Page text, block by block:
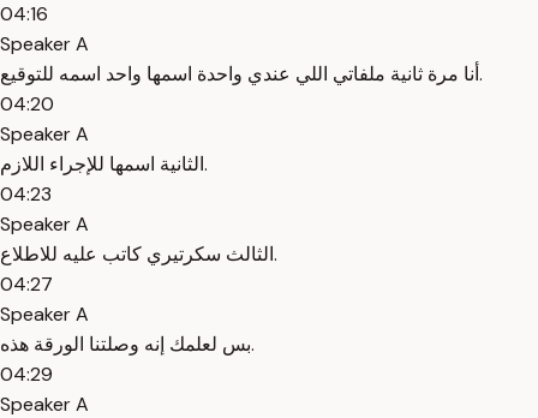
04:16
Speaker A
أنا مرة ثانية ملفاتي اللي عندي واحدة اسمها واحد اسمه للتوقيع.
04:20
Speaker A
الثانية اسمها للإجراء اللازم.
04:23
Speaker A
الثالث سكرتيري كاتب عليه للاطلاع.
04:27
Speaker A
بس لعلمك إنه وصلتنا الورقة هذه.
04:29
Speaker A